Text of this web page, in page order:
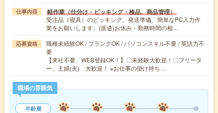
仕事内容 軽作業（仕分け・ピッキング・検品、商品管理）
受注品（寝具）のピッキング、発送準備、簡単なPC入力作
業をお願いします。(派遣)お休み・勤務時間の相…
応募資格
職種未経験OK / ブランクOK / パソコンスキル不要 / 英語力不
要
【来社不要、WEB登録OK！】〇未経験大歓迎！〇フリータ
ー、主婦(夫) 大歓迎！ ※お仕事の掛け持ち…
職場の雰囲気
年齢層